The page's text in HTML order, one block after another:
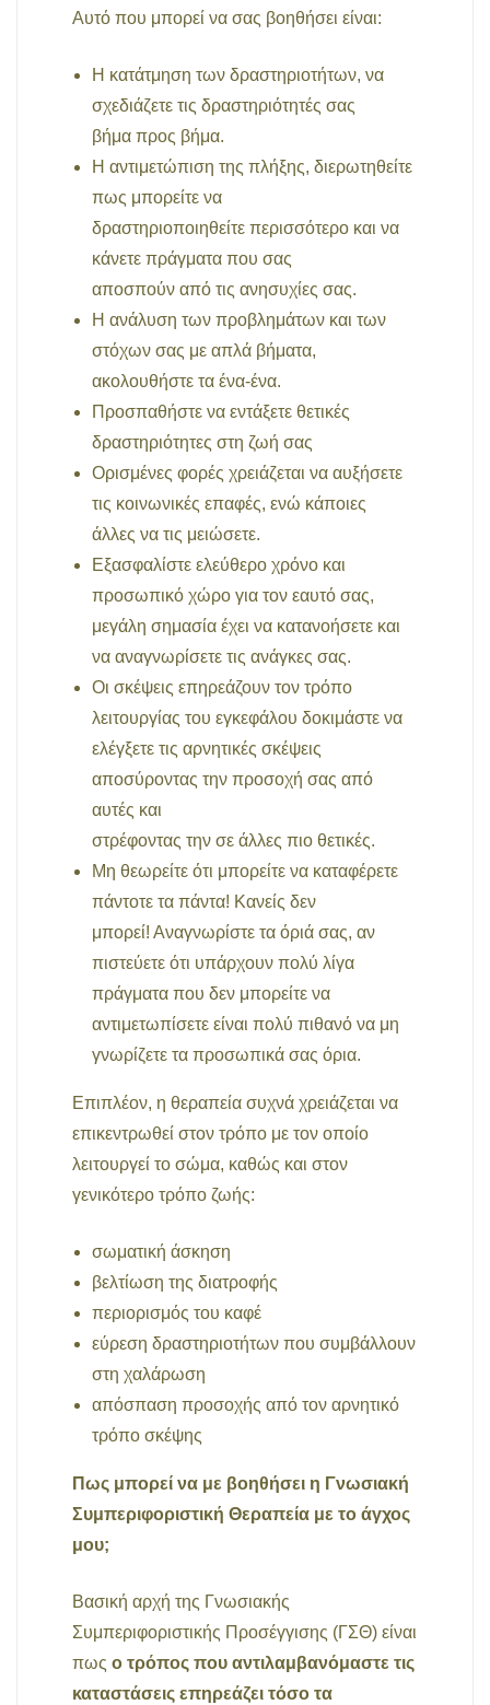
Αυτό που μπορεί να σας βοηθήσει είναι:
Η κατάτμηση των δραστηριοτήτων, να
σχεδιάζετε τις δραστηριότητές σας
βήμα προς βήμα.
Η αντιμετώπιση της πλήξης, διερωτηθείτε
πως μπορείτε να
δραστηριοποιηθείτε περισσότερο και να
κάνετε πράγματα που σας
αποσπούν από τις ανησυχίες σας.
Η ανάλυση των προβλημάτων και των
στόχων σας με απλά βήματα,
ακολουθήστε τα ένα-ένα.
Προσπαθήστε να εντάξετε θετικές
δραστηριότητες στη ζωή σας
Ορισμένες φορές χρειάζεται να αυξήσετε
τις κοινωνικές επαφές, ενώ κάποιες
άλλες να τις μειώσετε.
Εξασφαλίστε ελεύθερο χρόνο και
προσωπικό χώρο για τον εαυτό σας,
μεγάλη σημασία έχει να κατανοήσετε και
να αναγνωρίσετε τις ανάγκες σας.
Οι σκέψεις επηρεάζουν τον τρόπο
λειτουργίας του εγκεφάλου δοκιμάστε να
ελέγξετε τις αρνητικές σκέψεις
αποσύροντας την προσοχή σας από
αυτές και
στρέφοντας την σε άλλες πιο θετικές.
Μη θεωρείτε ότι μπορείτε να καταφέρετε
πάντοτε τα πάντα! Κανείς δεν
μπορεί! Αναγνωρίστε τα όριά σας, αν
πιστεύετε ότι υπάρχουν πολύ λίγα
πράγματα που δεν μπορείτε να
αντιμετωπίσετε είναι πολύ πιθανό να μη
γνωρίζετε τα προσωπικά σας όρια.
Επιπλέον, η θεραπεία συχνά χρειάζεται να
επικεντρωθεί στον τρόπο με τον οποίο
λειτουργεί το σώμα, καθώς και στον
γενικότερο τρόπο ζωής:
σωματική άσκηση
βελτίωση της διατροφής
περιορισμός του καφέ
εύρεση δραστηριοτήτων που συμβάλλουν
στη χαλάρωση
απόσπαση προσοχής από τον αρνητικό
τρόπο σκέψης
Πως μπορεί να με βοηθήσει η Γνωσιακή
Συμπεριφοριστική Θεραπεία με το άγχος
μου;
Βασική αρχή της Γνωσιακής
Συμπεριφοριστικής Προσέγγισης (ΓΣΘ) είναι
πως ο τρόπος που αντιλαμβανόμαστε τις
καταστάσεις επηρεάζει τόσο τα